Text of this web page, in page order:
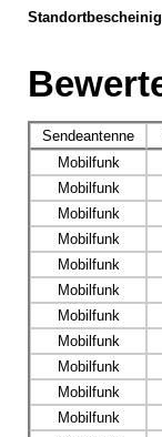
Sendeantenne
Mobilfunk
Mobilfunk
Mobilfunk
Mobilfunk
Mobilfunk
Mobilfunk
Mobilfunk
Mobilfunk
Mobilfunk
Mobilfunk
Mobilfunk